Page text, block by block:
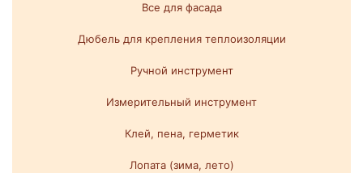
Все для фасада
Дюбель для крепления теплоизоляции
Ручной инструмент
Измерительный инструмент
Клей, пена, герметик
Лопата (зима, лето)